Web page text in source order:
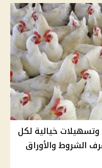
خيالية لكل
الشروط والأوراق